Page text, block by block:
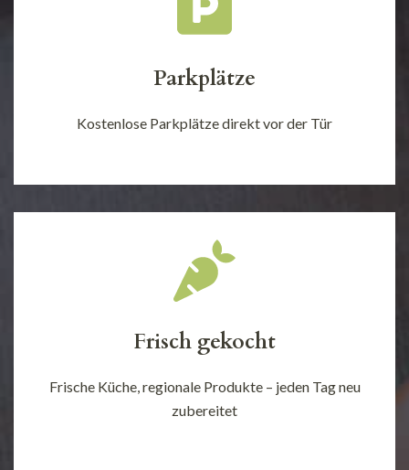
Parkplätze
Kostenlose Parkplätze direkt vor der Tür
Frisch gekocht
Frische Küche, regionale Produkte – jeden Tag neu
zubereitet